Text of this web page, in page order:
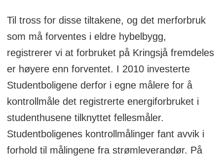
Til tross for disse tiltakene, og det merforbruk
som må forventes i eldre hybelbygg,
registrerer vi at forbruket på Kringsjå fremdeles
er høyere enn forventet. I 2010 investerte
Studentboligene derfor i egne målere for å
kontrollmåle det registrerte energiforbruket i
studenthusene tilknyttet fellesmåler.
Studentboligenes kontrollmålinger fant avvik i
forhold til målingene fra strømleverandør. På